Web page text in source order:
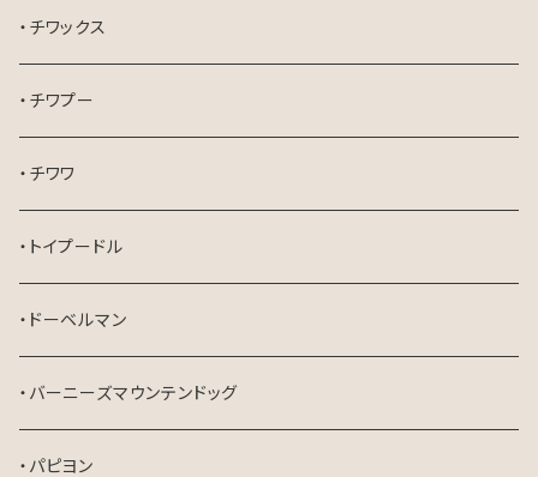
・チワックス
・チワプー
・チワワ
・トイプードル
・ドーベルマン
・バーニーズマウンテンドッグ
・パピヨン